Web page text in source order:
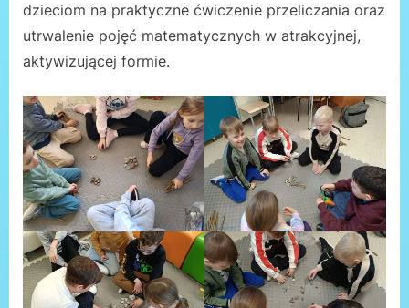
dzieciom na praktyczne ćwiczenie przeliczania oraz
utrwalenie pojęć matematycznych w atrakcyjnej,
aktywizującej formie.